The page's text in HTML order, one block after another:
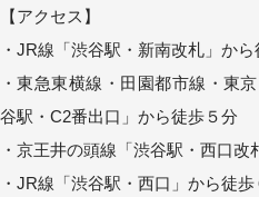
【アクセス】
・JR線「渋谷駅・新南改札」か
・東急東横線・田園都市線・東
谷駅・C2番出口」から徒歩５分
・京王井の頭線「渋谷駅・西口改
・JR線「渋谷駅・西口」から徒歩